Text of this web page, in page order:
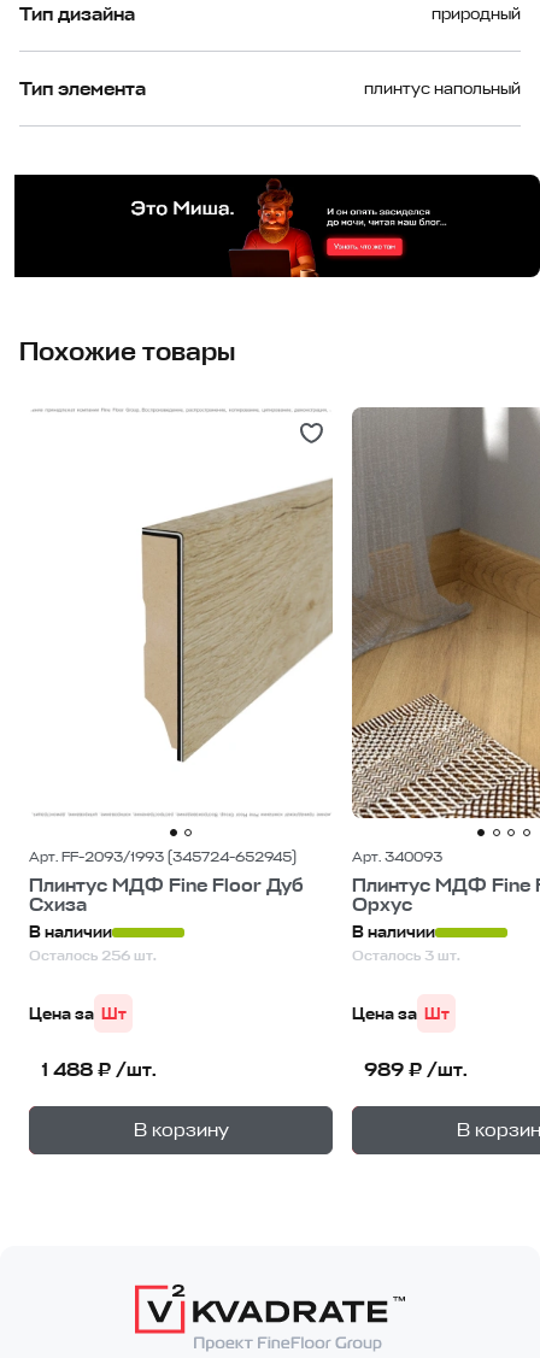
Тип дизайна природный
Тип элемента плинтус напольный
Похожие товары
Арт. FF-2093/1993 (345724-652945)
Плинтус МДФ Fine Floor Дуб
Схиза
В наличии
Осталось 256 шт.
Цена за Шт
1 488 ₽ /шт.
В корзину
1уп.
Арт. 340093
Плинтус МДФ Fine
Орхус
В наличии
Осталось 3 шт.
Цена за Шт
989 ₽ /шт.
В 1